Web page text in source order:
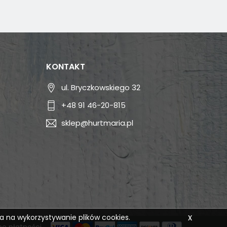
KONTAKT
ul. Bryczkowskiego 32
+48 91 46-20-815
sklep@hurtmaria.pl
na wykorzystywanie plików cookies. x